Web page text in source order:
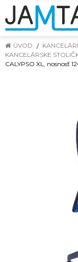
ÚVOD
KANCELÁRSKE
CALYPSO XL, nosnosť